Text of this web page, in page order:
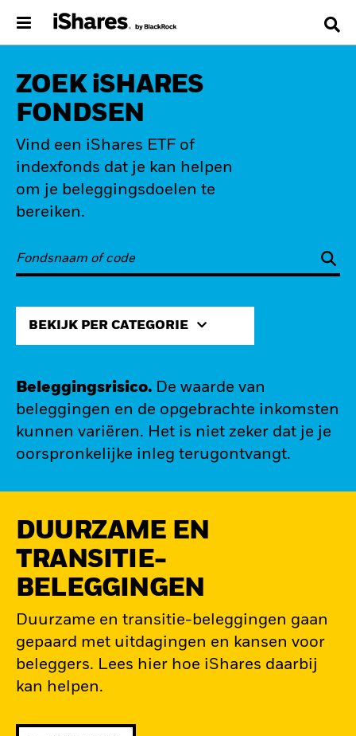
ZOEK iSHARES
FONDSEN
Vind een iShares ETF of
indexfonds dat je kan helpen
om je beleggingsdoelen te
bereiken.
BEKIJK PER CATEGORIE
Beleggingsrisico. De waarde van
beleggingen en de opgebrachte inkomsten
kunnen variëren. Het is niet zeker dat je je
oorspronkelijke inleg terugontvangt.
DUURZAME EN
TRANSITIE-
BELEGGINGEN
Duurzame en transitie-beleggingen gaan
gepaard met uitdagingen en kansen voor
beleggers. Lees hier hoe iShares daarbij
kan helpen.